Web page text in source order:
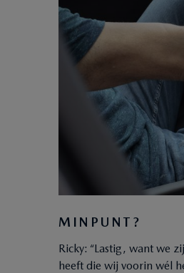
MINPUNT?
Ricky: “Lastig, want we
heeft die wij voorin wél